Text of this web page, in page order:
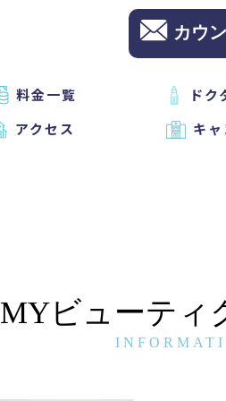
カウ
料金一覧 ドク
アクセス キ
MYビューティ